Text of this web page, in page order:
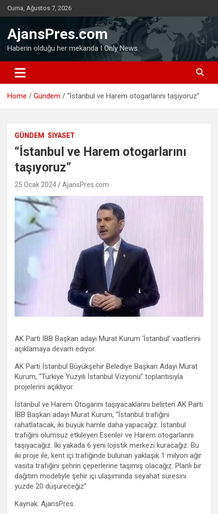
Skip
to
Cuma, Ağustos 7, 2026
AjansPres.com
Haberin olduğu her mekanda I Only News
Home Gündem “İstanbul ve Harem otogarlarını taşıyoruz”
GÜNDEM SIYASET
“İstanbul ve Harem otogarlarını
taşıyoruz”
25 Ocak 2024 AjansPres.com
AK Parti İBB Başkan adayı Murat Kurum ‘İstanbul’ vaatlerini
açıklamaya devam ediyor.
AK Parti İstanbul Büyükşehir Belediye Başkan Adayı Murat
Kurum, “Türkiye Yüzyılı İstanbul Vizyonu” toplantısıyla
projelerini açıklıyor.
İstanbul ve Harem Otogarını taşıyacaklarını belirten AK Parti
İBB Başkan adayı Murat Kurum, “İstanbul trafiğini
rahatlatacak, iki büyük hamle daha yapacağız. İstanbul
trafiğini olumsuz etkileyen Esenler ve Harem otogarlarını
taşıyacağız. İki yakada 6 yeni lojistik merkezi kuracağız. Bu
iki proje ile, kent içi trafiğinde bulunan yaklaşık 1 milyon ağır
vasıta trafiğini şehrin çeperlerine taşımış olacağız. Planlı bir
dağıtım modeliyle şehir içi ulaşımında seyahat süresini
yüzde 20 düşüreceğiz”
Kaynak: AjansPres